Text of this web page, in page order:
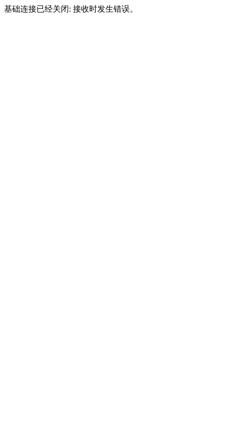
基础连接已经关闭: 接收时发生错误。